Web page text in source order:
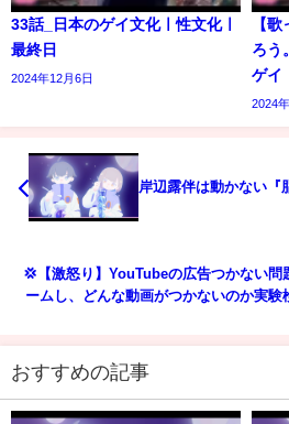
33話_日本のゲイ文化ㅣ性文化ㅣ
最終日
2024年12月6日
【
ろう
ゲイ
2024
岸辺露伴は動かない『
💢【激怒り】YouTubeの広告つかない問
ームし、どんな動画がつかないのか実験
おすすめの記事